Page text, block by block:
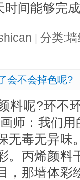
时间能够完
分类:
会不会掉色呢?
料呢?环不
师：我们
无毒无异味
。丙烯颜料
，那墙体彩